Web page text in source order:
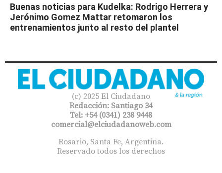
Buenas noticias para Kudelka: Rodrigo Herrera y
Jerónimo Gomez Mattar retomaron los
entrenamientos junto al resto del plantel
(c) 2025 El Ciudadano
Redacción: Santiago 34
Tel: +54 (0341) 238 9448
comercial@elciudadanoweb.com​
Rosario, Santa Fe, Argentina.
Reservado todos los derechos